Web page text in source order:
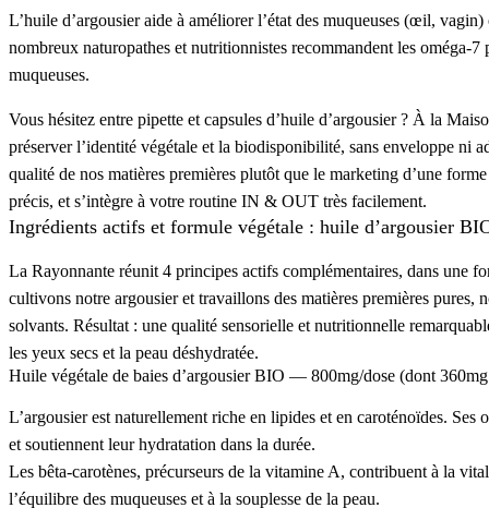
L’huile d’argousieraide à améliorer l’état des muqueuses (œil, vagin)
nombreux naturopathes et nutritionnistes recommandent les oméga-7
muqueuses.
Vous hésitez entre pipette et capsules d’huile d’argousier? À la
préserver l’identité végétale et la biodisponibilité, sans enveloppe ni
qualité de nos matières premières plutôt que le marketing d’une
précis, et s’intègre à votre routine IN & OUT très facilement.
Ingrédients actifs et formule végétale : huile d’argousier
La Rayonnante réunit 4 principes actifs complémentaires, dans une
cultivons notre argousieret travaillons des matières premières pures,
solvants. Résultat : une qualité sensorielle et nutritionnelle
les yeux secs et la peau déshydratée.
Huile végétale de baies d’argousier BIO — 800mg/dose (dont
L’argousierest naturellement riche en lipides et en caroténoïdes. Ses
et soutiennent leurhydratation dans la durée.
Les bêta-carotènes, précurseurs de la vitamine A, contribuent à la
l’équilibre des muqueuses et à la souplesse de la peau.